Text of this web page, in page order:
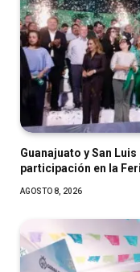
Guanajuato y San
participación en la
AGOSTO 8, 2026